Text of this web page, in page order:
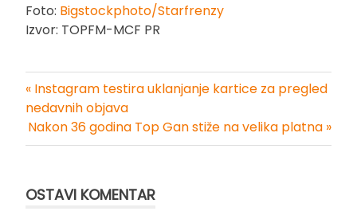
Foto: Bigstockphoto/Starfrenzy
Izvor: TOPFM-MCF PR
Kretanje
članka
« Instagram testira uklanjanje kartice za pregled
nedavnih objava
Nakon 36 godina Top Gan stiže na velika platna »
OSTAVI KOMENTAR